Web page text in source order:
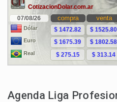
Agenda Liga